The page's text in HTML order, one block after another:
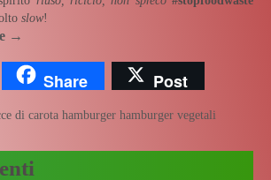
slow!
→
Pinterest
Share Post
di carota hamburger hamburger vegetali